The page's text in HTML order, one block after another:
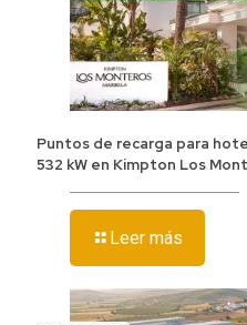
Puntos de recarga para
532 kW en Kimpton Los
Leer más